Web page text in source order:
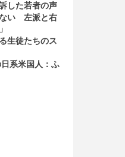
した若者の声
い 左派と右
生徒たちのス
系米国人：ふ